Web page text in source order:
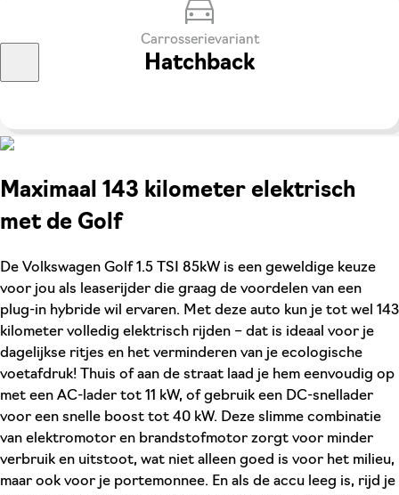
Carrosserievariant
Hatchback
Maximaal 143 kilometer elektrisch
met de Golf
De Volkswagen Golf 1.5 TSI 85kW is een geweldige keuze
voor jou als leaserijder die graag de voordelen van een
plug-in hybride wil ervaren. Met deze auto kun je tot wel 143
kilometer volledig elektrisch rijden – dat is ideaal voor je
dagelijkse ritjes en het verminderen van je ecologische
voetafdruk! Thuis of aan de straat laad je hem eenvoudig op
met een AC-lader tot 11 kW, of gebruik een DC-snellader
voor een snelle boost tot 40 kW. Deze slimme combinatie
van elektromotor en brandstofmotor zorgt voor minder
verbruik en uitstoot, wat niet alleen goed is voor het milieu,
maar ook voor je portemonnee. En als de accu leeg is, rijd je